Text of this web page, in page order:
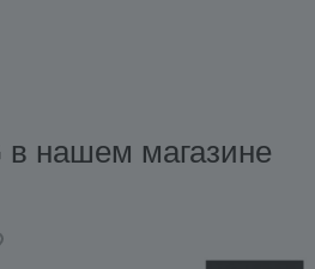
нашем магазине